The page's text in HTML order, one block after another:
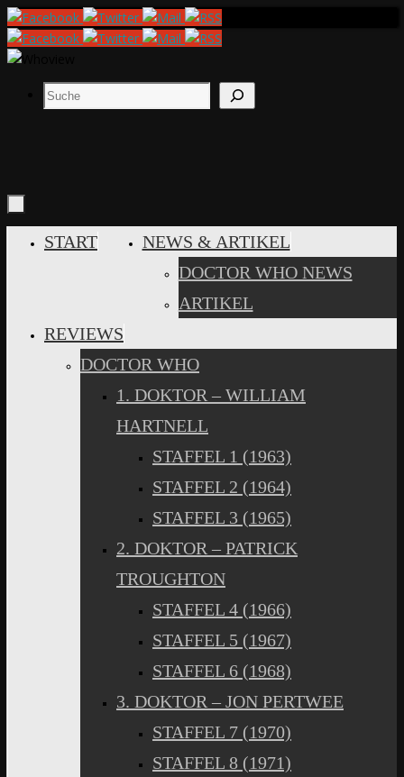
Zum
Inhalt
springen
Suchen
INHALT
START
NEWS & ARTIKEL
DOCTOR WHO NEWS
ARTIKEL
REVIEWS
DOCTOR WHO
1. DOKTOR – WILLIAM
HARTNELL
STAFFEL 1 (1963)
STAFFEL 2 (1964)
STAFFEL 3 (1965)
2. DOKTOR – PATRICK
TROUGHTON
STAFFEL 4 (1966)
STAFFEL 5 (1967)
STAFFEL 6 (1968)
3. DOKTOR – JON PERTWEE
STAFFEL 7 (1970)
STAFFEL 8 (1971)